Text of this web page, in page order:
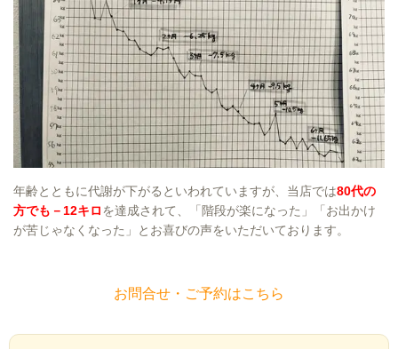
年齢とともに代謝が下がるといわれていますが、当店では80代の
方でも－12キロを達成されて、「階段が楽になった」「お出かけ
が苦じゃなくなった」とお喜びの声をいただいております。
お問合せ・ご予約はこちら